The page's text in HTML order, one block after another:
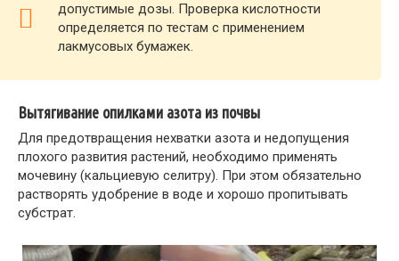
допустимые дозы. Проверка кислотности
определяется по тестам с применением
лакмусовых бумажек.
Вытягивание опилками азота из почвы
Для предотвращения нехватки азота и недопущения
плохого развития растений, необходимо применять
мочевину (кальциевую селитру). При этом обязательно
растворять удобрение в воде и хорошо пропитывать
субстрат.